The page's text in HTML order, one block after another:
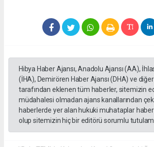
Hibya Haber Ajansı, Anadolu Ajansı (AA),
(İHA), Demirören Haber Ajansı (DHA) ve
tarafından eklenen tüm haberler, sitemizin
müdahalesi olmadan ajans kanallarından
haberlerde yer alan hukuki muhataplar
olup sitemizin hiç bir editörü sorumlu